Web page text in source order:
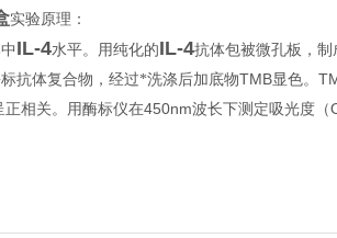
实验原理：
IL-4水平。用纯化的IL-4抗体包被微孔板，
抗体复合物，经过*洗涤后加底物TMB显色。
正相关。用酶标仪在450nm波长下测定吸光度（